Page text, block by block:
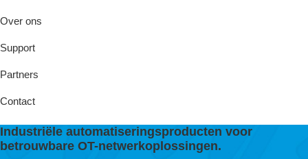
Over ons
Support
Partners
Contact
Industriële automatiseringsproducten voor
betrouwbare OT-netwerkoplossingen.